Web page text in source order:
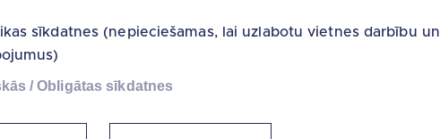
sīkdatnes (nepieciešamas, lai uzlabotu vietnes darbību un
/ Obligātas sīkdatnes